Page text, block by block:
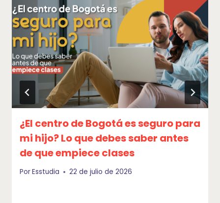
¿El centro de Bogotá es seguro para
mi hijo? Lo que debes saber antes
de que empiece clases
PorEsstudia 22 de julio de 2026